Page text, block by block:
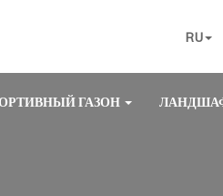
RU
ГАЗОН